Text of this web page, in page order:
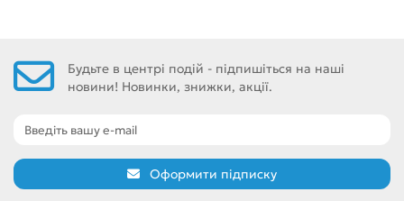
Будьте в центрі подій - підпишіться на наші
новини! Новинки, знижки, акції.
Оформити підписку